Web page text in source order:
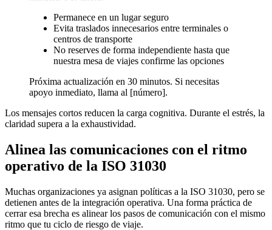
Permanece en un lugar seguro
Evita traslados innecesarios entre terminales o
centros de transporte
No reserves de forma independiente hasta que
nuestra mesa de viajes confirme las opciones
Próxima actualización en 30 minutos. Si necesitas
apoyo inmediato, llama al [número].
Los mensajes cortos reducen la carga cognitiva. Durante el estrés, la
claridad supera a la exhaustividad.
Alinea las comunicaciones con el ritmo
operativo de la ISO 31030
Muchas organizaciones ya asignan políticas a la ISO 31030, pero se
detienen antes de la integración operativa. Una forma práctica de
cerrar esa brecha es alinear los pasos de comunicación con el mismo
ritmo que tu ciclo de riesgo de viaje.